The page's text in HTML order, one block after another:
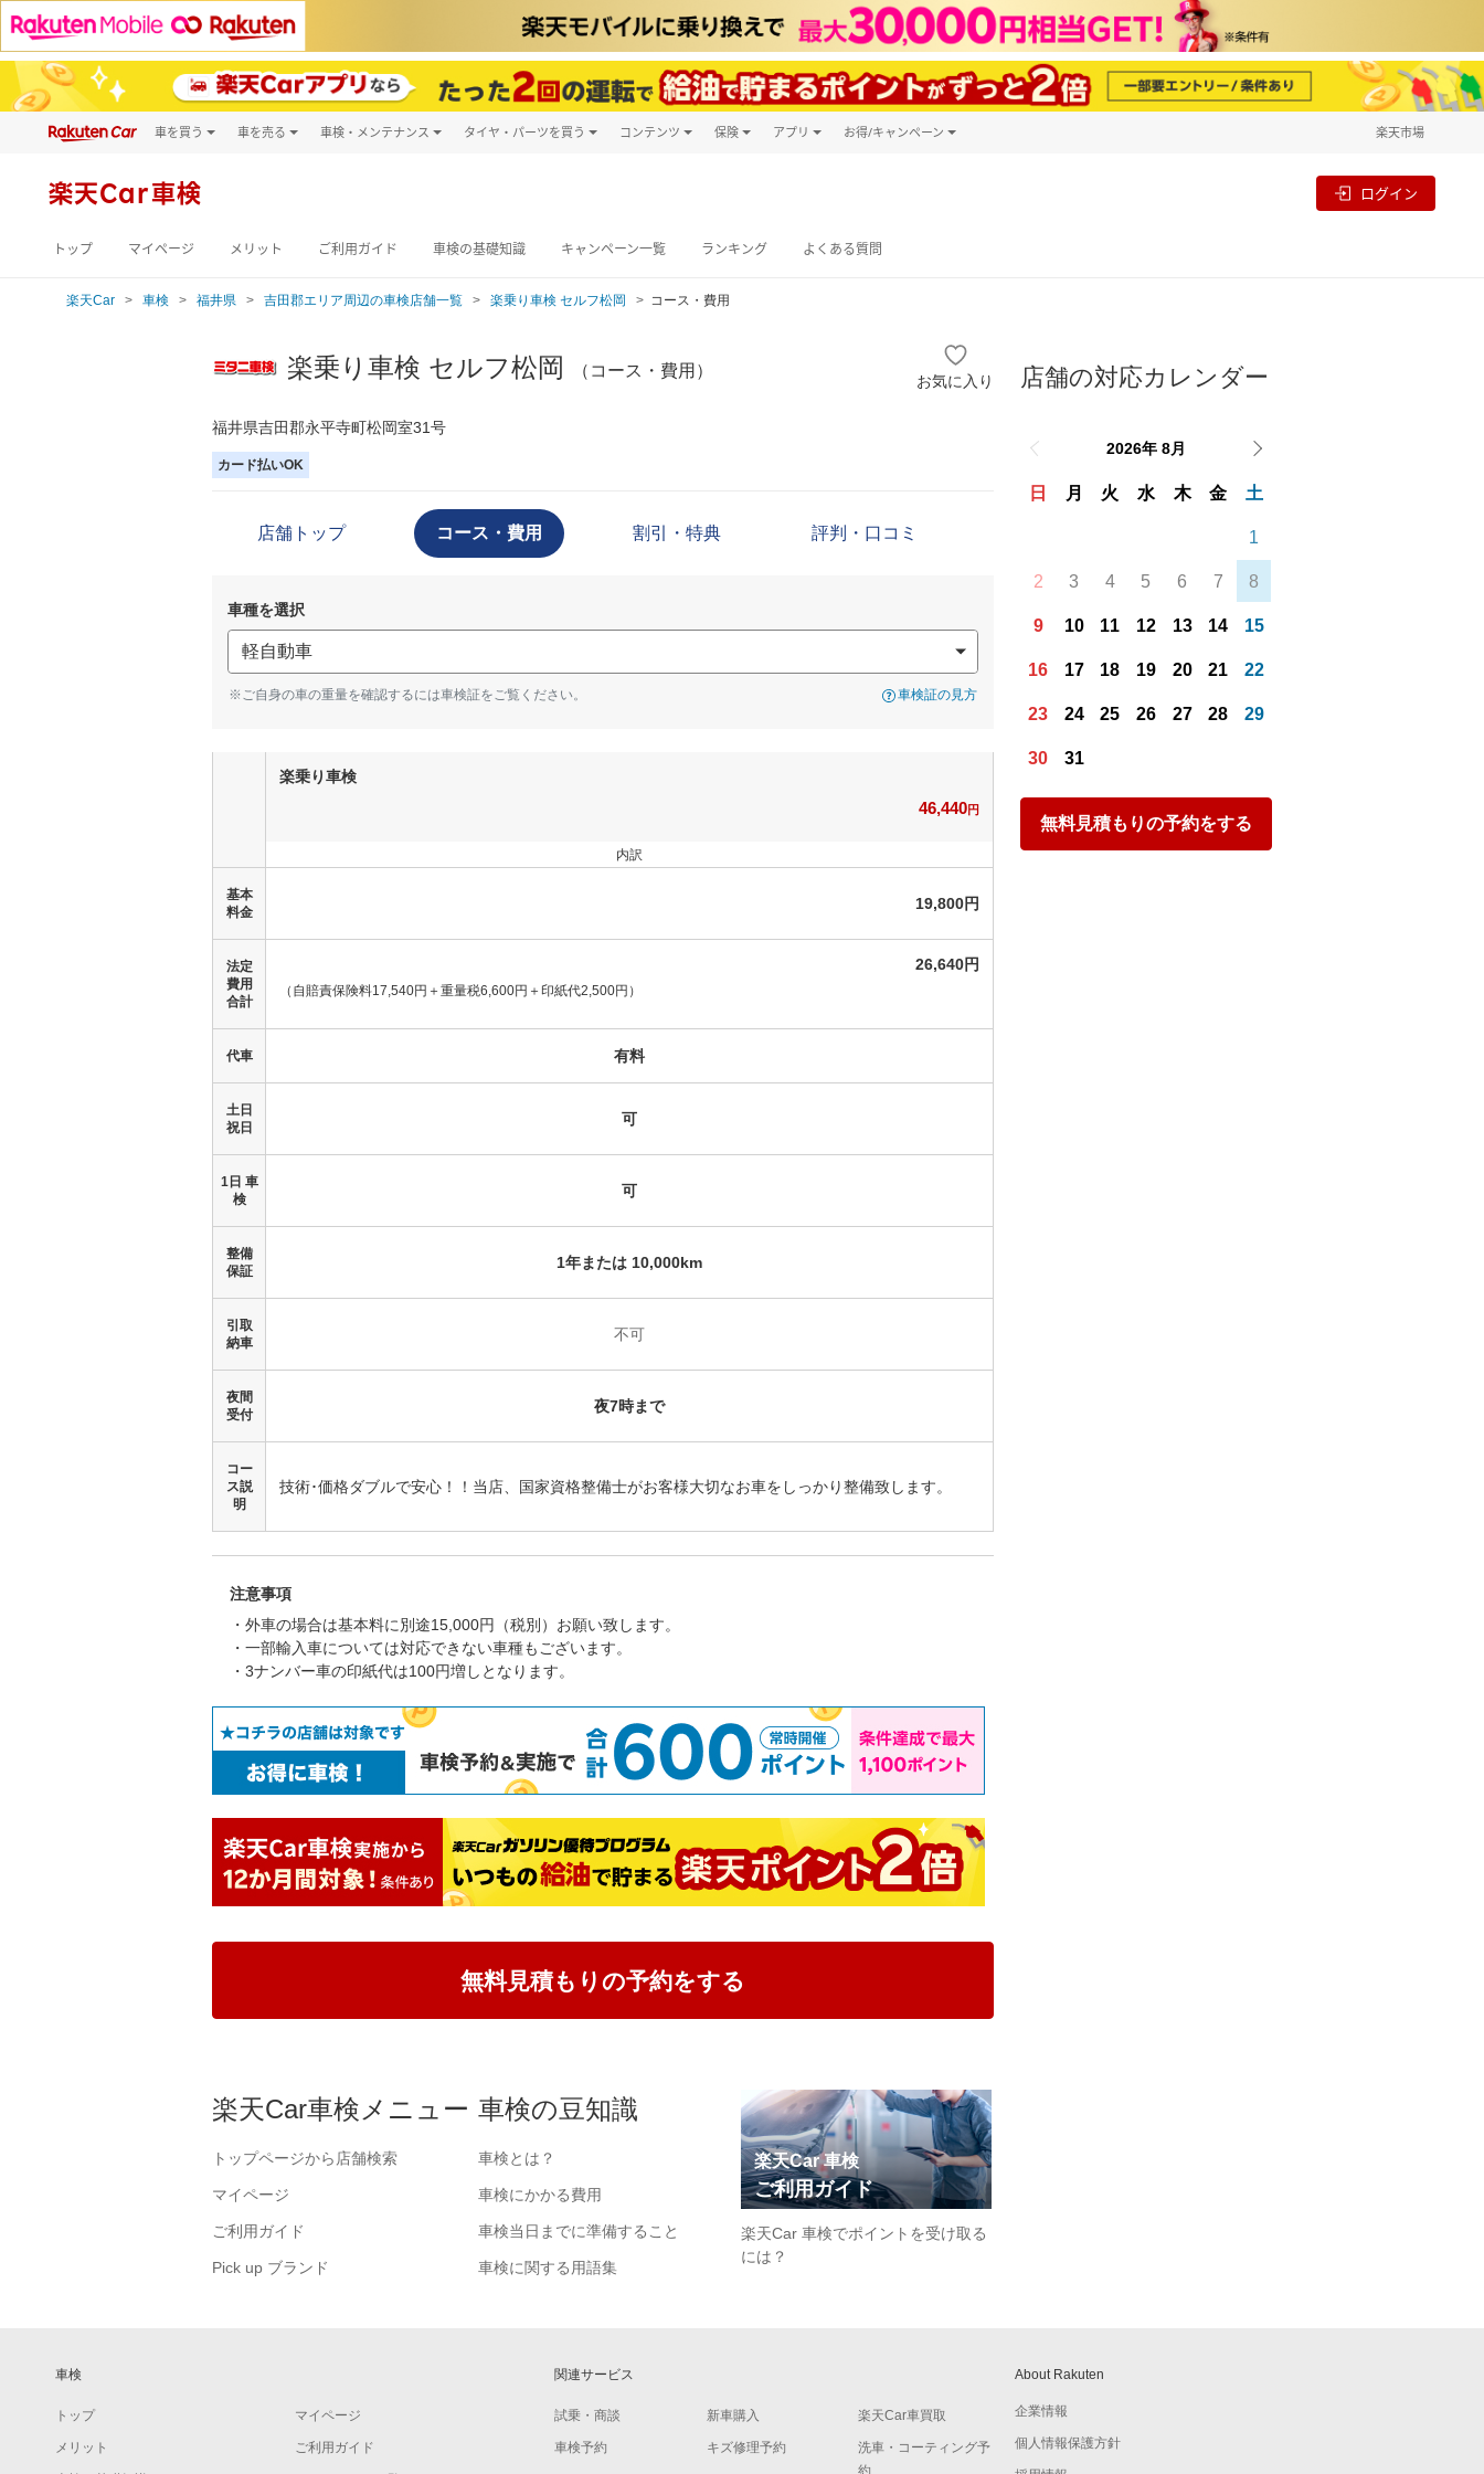
車を買う
新車
車を売る 車検・メンテナンス タイヤ・パーツを買う コンテンツ 保険 アプリ お得/キャンペーン 楽天市場
楽天Car車検 ログイン
トップ マイページ メリット ご利用ガイド 車検の基礎知識 キャンペーン一覧 ランキング よくある質問
楽天Car 車検 福井県 吉田郡エリア周辺の車検店舗一覧 楽乗り車検 セルフ松岡 コース・費用
店舗の対応カレンダー
2026年 8月
日 月 火 水 木 金 土
1
2 3 4 5 6 7 8
9 10 11 12 13 14 15
16 17 18 19 20 21 22
23 24 25 26 27 28 29
30 31
無料見積もりの予約をする
楽乗り車検 セルフ松岡 （コース・費用）
お気に入り
福井県吉田郡永平寺町松岡室31号
カード払いOK
店舗トップ コース・費用 割引・特典 評判・口コミ
車種を選択
※ご自身の車の重量を確認するには車検証をご覧ください。 車検証の見方
楽乗り車検
46,440円
内訳
基本
料金
19,800円
法定
費用
合計
26,640円
（自賠責保険料17,540円＋ 重量税6,600円＋ 印紙代2,500円）
代車 有料
土日
祝日
可
1日 車
検
可
整備
保証
1年または 10,000km
引取
納車
不可
夜間
受付
夜7時まで
コー
ス説
明
技術･価格ダブルで安心！！当店、国家資格整備士がお客様大切なお車をしっかり整備致します。
注意事項
・外車の場合は基本料に別途15,000円（税別）お願い致します。
・一部輸入車については対応できない車種もございます。
・3ナンバー車の印紙代は100円増しとなります。
無料見積もりの予約をする
楽天Car車検メニュー
トップページから店舗検索
マイページ
ご利用ガイド
Pick up ブランド
車検の豆知識
車検とは？
車検にかかる費用
車検当日までに準備すること
車検に関する用語集
楽天Car 車検
ご利用ガイド
楽天Car 車検でポイントを受け取る
には？
車検
トップ マイページ
メリット ご利用ガイド
関連サービス
試乗・商談 新車購入 楽天Car車買取
車検予約 キズ修理予約
洗車・コーティング予
About Rakuten
企業情報
個人情報保護方針